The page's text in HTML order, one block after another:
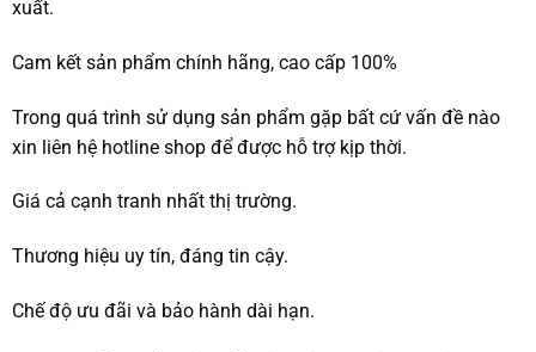
xuất.
Cam kết sản phẩm chính hãng, cao cấp 100%
Trong quá trình sử dụng sản phẩm gặp bất cứ vấn đề nào
xin liên hệ hotline shop để được hỗ trợ kịp thời.
Giá cả cạnh tranh nhất thị trường.
Thương hiệu uy tín, đáng tin cậy.
Chế độ ưu đãi và bảo hành dài hạn.